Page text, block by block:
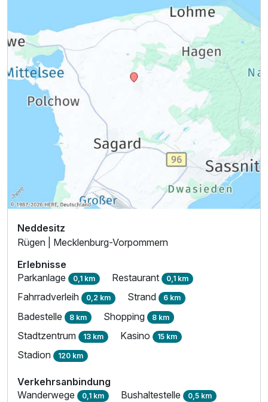
Neddesitz
Rügen | Mecklenburg-Vorpommern
Erlebnisse
Parkanlage 0,1 km Restaurant 0,1 km
Fahrradverleih 0,2 km Strand 6 km
Badestelle 8 km Shopping 8 km
Stadtzentrum 13 km Kasino 15 km
Stadion 120 km
Verkehrsanbindung
Wanderwege 0,1 km Bushaltestelle 0,5 km